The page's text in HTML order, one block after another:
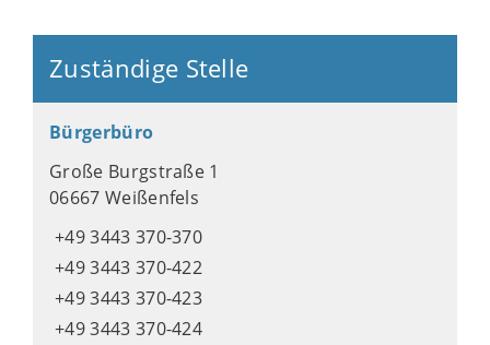
Zuständige Stelle
Bürgerbüro
Große Burgstraße 1
06667 Weißenfels
+49 3443 370-370
+49 3443 370-422
+49 3443 370-423
+49 3443 370-424